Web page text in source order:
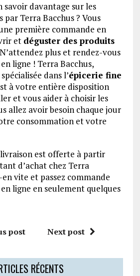
savoir davantage sur les
Terra Bacchus ? Vous
première commande en
et déguster des produits
plus et rendez-vous
ligne ! Terra Bacchus,
dans l’épicerie fine
à votre entière disposition
et vous aider à choisir les
allez avoir besoin chaque jour
consommation et votre
est offerte à partir
d’achat chez Terra
vite et passez commande
ligne en seulement quelques
post Next post
RÉCENTS